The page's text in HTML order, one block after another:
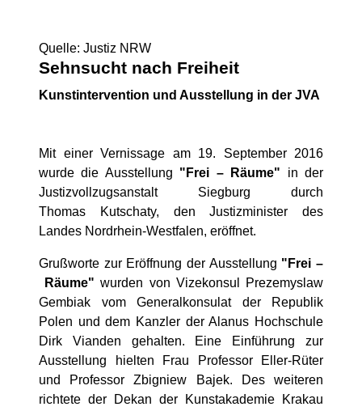
Quelle: Justiz NRW
Sehnsucht nach Freiheit
Kunstintervention und Ausstellung in der JVA
Mit einer Vernissage am 19. September 2016
wurde die Ausstellung "Frei – Räume" in der
Justizvollzugsanstalt Siegburg durch
Thomas Kutschaty, den Justizminister des
Landes Nordrhein-Westfalen, eröffnet.
Grußworte zur Eröffnung der Ausstellung "Frei –
Räume" wurden von Vizekonsul Prezemyslaw
Gembiak vom Generalkonsulat der Republik
Polen und dem Kanzler der Alanus Hochschule
Dirk Vianden gehalten. Eine Einführung zur
Ausstellung hielten Frau Professor Eller-Rüter
und Professor Zbigniew Bajek. Des weiteren
richtete der Dekan der Kunstakademie Krakau